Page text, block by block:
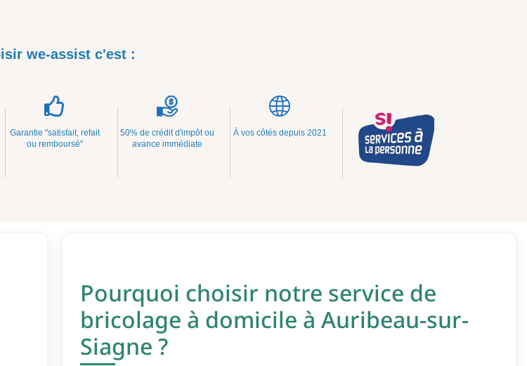
we-assist c'est :
Garantie "satisfait, refait
ou remboursé"
50% de crédit d'impôt ou
avance immédiate
À vos côtés depuis 2021
Pourquoi choisir notre service de
bricolage à domicile à Auribeau-sur-
Siagne ?